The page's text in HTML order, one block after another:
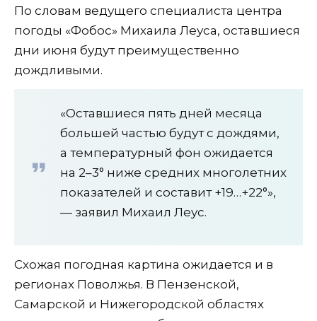
По словам ведущего специалиста центра
погоды «Фобос» Михаила Леуса, оставшиеся
дни июня будут преимущественно
дождливыми.
«Оставшиеся пять дней месяца
большей частью будут с дождями,
а температурный фон ожидается
на 2–3° ниже средних многолетних
показателей и составит +19…+22°»,
— заявил Михаил Леус.
Схожая погодная картина ожидается и в
регионах Поволжья. В Пензенской,
Самарской и Нижегородской областях